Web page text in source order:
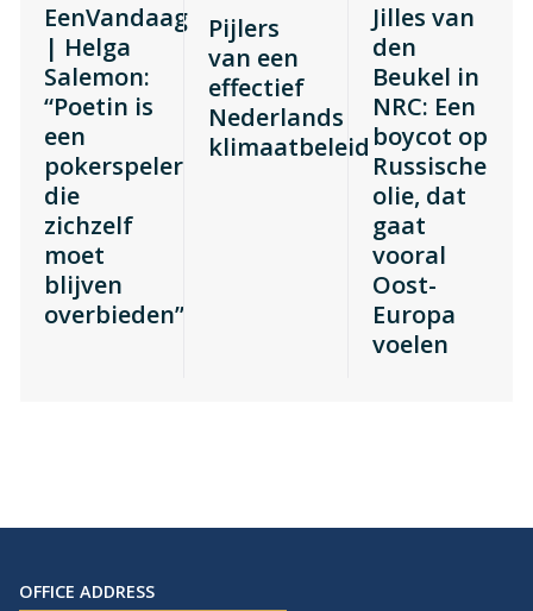
EenVandaag
| Helga
Salemon:
“Poetin is
een
pokerspeler
die
zichzelf
moet
blijven
overbieden”
Pijlers
van een
effectief
Nederlands
klimaatbeleid
Jilles van
den
Beukel in
NRC: Een
boycot op
Russische
olie, dat
gaat
vooral
Oost-
Europa
voelen
OFFICE ADDRESS